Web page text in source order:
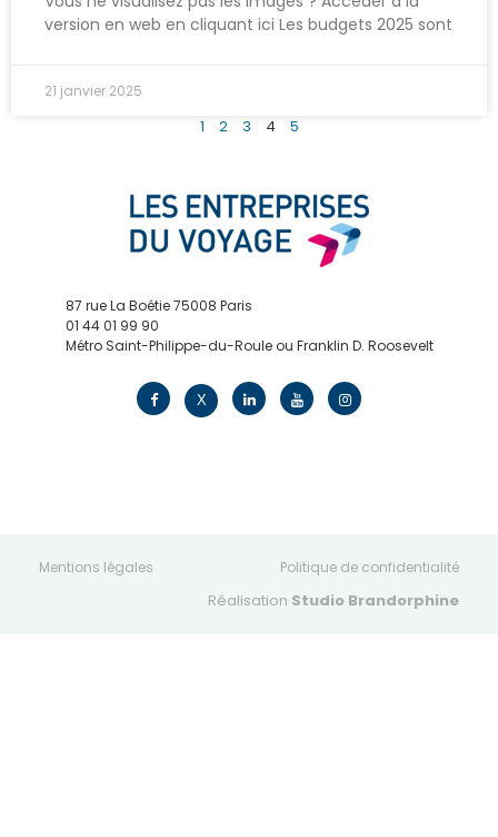
version en web en cliquant ici Les budgets 2025 sont
21 janvier 2025
1 2 3 4 5
87 rue La Boétie 75008 Paris
01 44 01 99 90
Métro Saint-Philippe-du-Roule ou Franklin D. Roosevelt
X
Mentions légales Politique de confidentialité
Réalisation Studio Brandorphine